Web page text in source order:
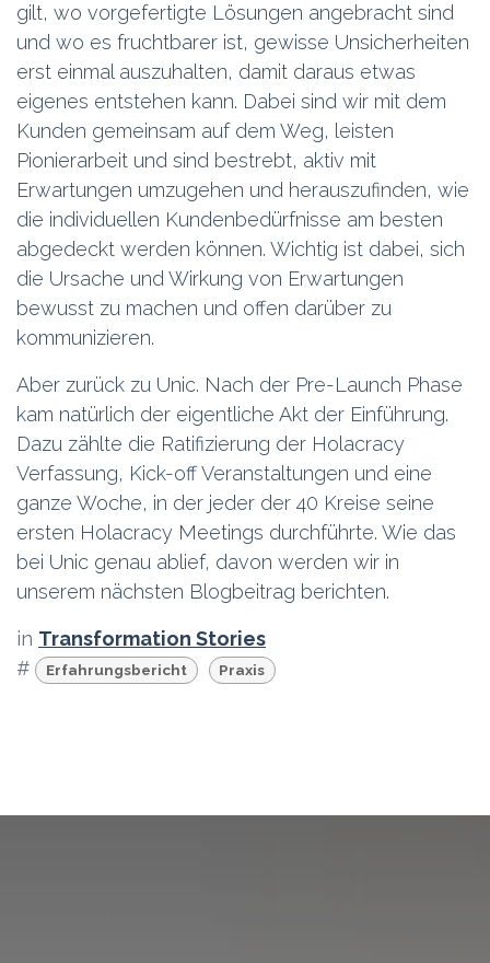
gilt, wo vorgefertigte Lösungen angebracht sind
und wo es fruchtbarer ist, gewisse Unsicherheiten
erst einmal auszuhalten, damit daraus etwas
eigenes entstehen kann. Dabei sind wir mit dem
Kunden gemeinsam auf dem Weg, leisten
Pionierarbeit und sind bestrebt, aktiv mit
Erwartungen umzugehen und herauszufinden, wie
die individuellen Kundenbedürfnisse am besten
abgedeckt werden können. Wichtig ist dabei, sich
die Ursache und Wirkung von Erwartungen
bewusst zu machen und offen darüber zu
kommunizieren.
Aber zurück zu Unic. Nach der Pre-Launch Phase
kam natürlich der eigentliche Akt der Einführung.
Dazu zählte die Ratifizierung der Holacracy
Verfassung, Kick-off Veranstaltungen und eine
ganze Woche, in der jeder der 40 Kreise seine
ersten Holacracy Meetings durchführte. Wie das
bei Unic genau ablief, davon werden wir in
unserem nächsten Blogbeitrag berichten.
in Transformation Stories
#
Erfahrungsbericht Praxis